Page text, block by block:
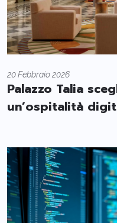
20 Febbraio 2026
Palazzo Talia
un’ospitalità